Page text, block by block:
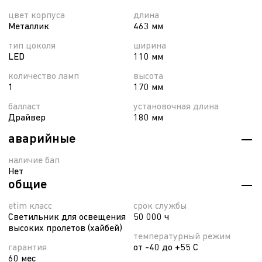
цвет корпуса
Металлик
тип цоколя
LED
количество ламп
1
балласт
Драйвер
длина
463 мм
ширина
110 мм
высота
170 мм
установочная длина
180 мм
аварийные
наличие бап
Нет
общие
etim класс
Светильник для освещения
высоких пролетов (хайбей)
гарантия
60 мес
срок службы
50 000 ч
температурный режим
от -40 до +55 С